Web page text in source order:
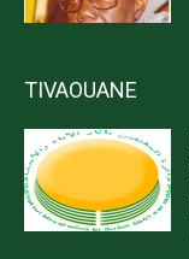
TIVAOUANE